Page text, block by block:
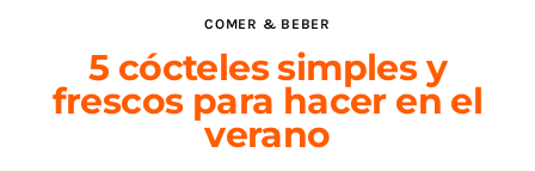
AGENDA
COMER & BEBER
5 cócteles simples y
frescos para hacer en el
verano